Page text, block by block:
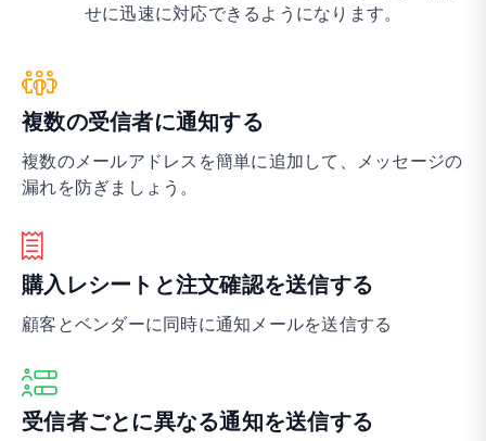
せに迅速に対応できるようになります。
複数の受信者に通知する
複数のメールアドレスを簡単に追加して、メッセージの
漏れを防ぎましょう。
購入レシートと注文確認を送信する
顧客とベンダーに同時に通知メールを送信する
受信者ごとに異なる通知を送信する